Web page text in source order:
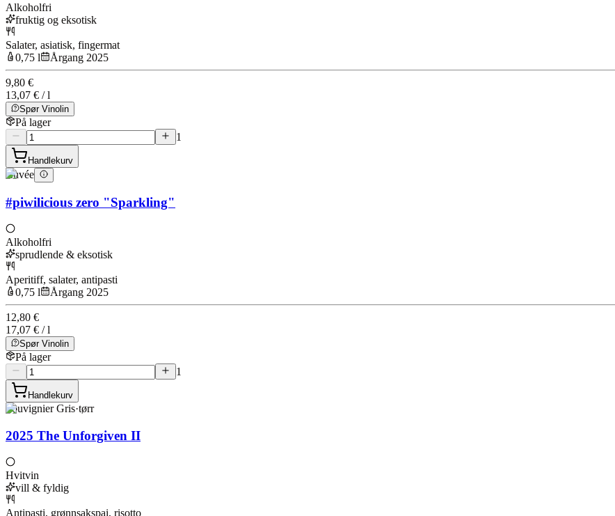
Alkoholfri
fruktig og eksotisk
Salater, asiatisk, fingermat
0,75 l
Årgang 2025
9,80 €
13,07 € / l
Spør Vinolin
På lager
1
Handlekurv
Cuvée
#piwilicious zero "Sparkling"
Alkoholfri
sprudlende & eksotisk
Aperitiff, salater, antipasti
0,75 l
Årgang 2025
12,80 €
17,07 € / l
Spør Vinolin
På lager
1
Handlekurv
Souvignier Gris·tørr
2025 The Unforgiven II
Hvitvin
vill & fyldig
Antipasti, grønnsakspai, risotto